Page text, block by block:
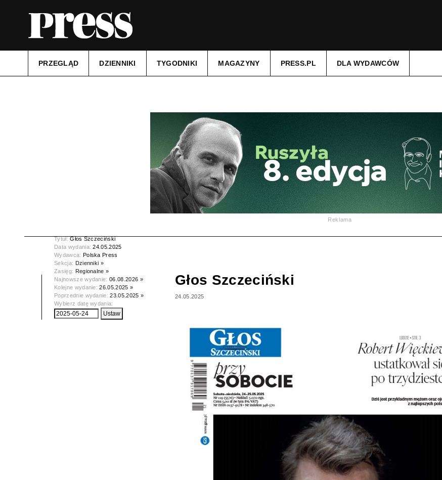
PRZEGLĄD DZIENNIKI TYGODNIKI MAGAZYNY PRESS.PL DLA WYDAWCÓW
Reklama
Tytuł:Głos Szczeciński
Data wydania:24.05.2025
Wydawca: Polska Press
Sekcja: Dzienniki »
Zasięg: Regionalne »
Najnowsze wydanie:06.08.2026 »
Kolejne wydanie:26.05.2025 »
Poprzednie wydanie:23.05.2025 »
Wybierz datę wydania:
Głos Szczeciński
24.05.2025